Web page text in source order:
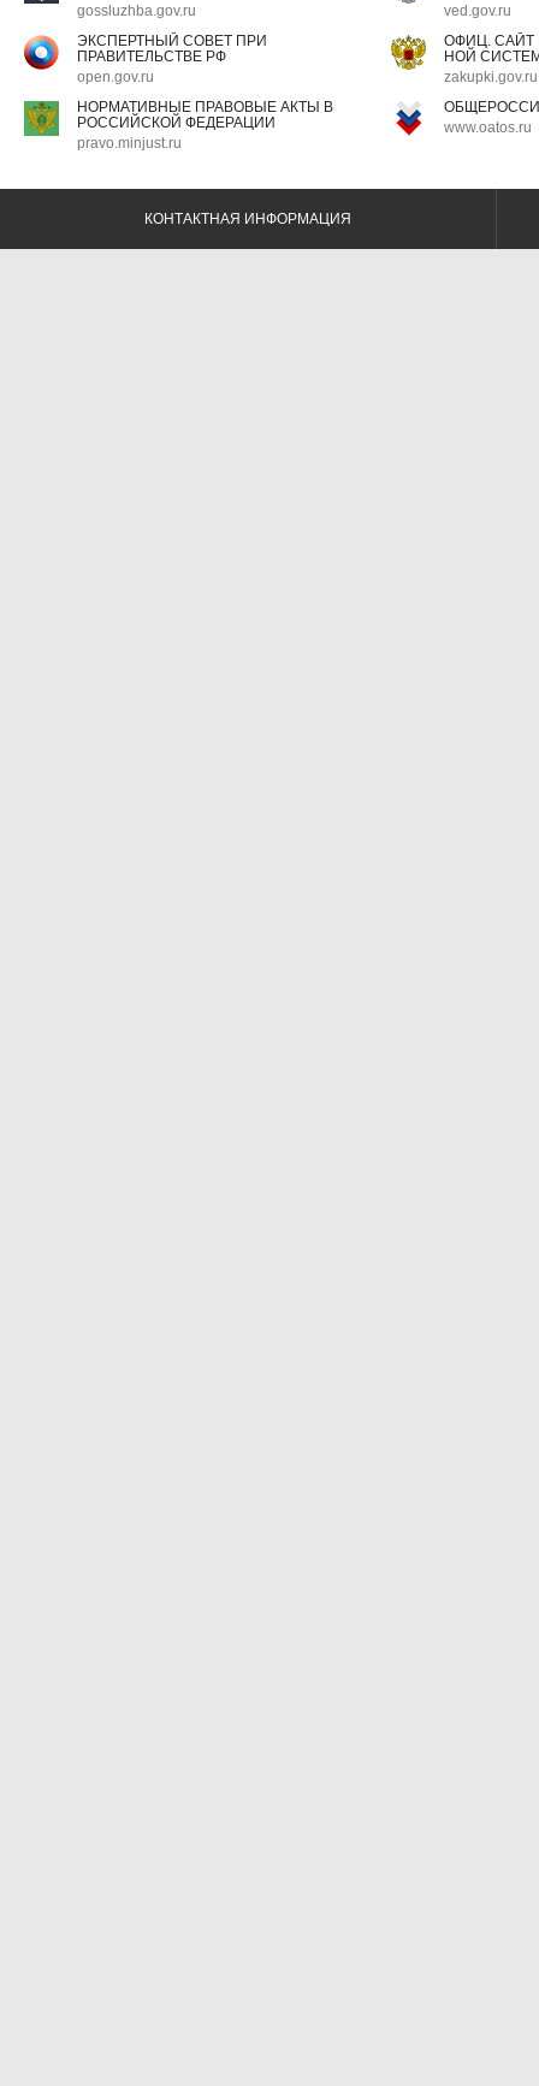
gossluzhba.gov.ru
ved.gov.ru
ЭКСПЕРТНЫЙ СОВЕТ ПРИ
ПРАВИТЕЛЬСТВЕ РФ
open.gov.ru
ОФИЦ.
НОЙ
zakupki.gov.ru
НОРМАТИВНЫЕ ПРАВОВЫЕ АКТЫ В
РОССИЙСКОЙ ФЕДЕРАЦИИ
pravo.minjust.ru
www.oatos.ru
КОНТАКТНАЯ ИНФОРМАЦИЯ